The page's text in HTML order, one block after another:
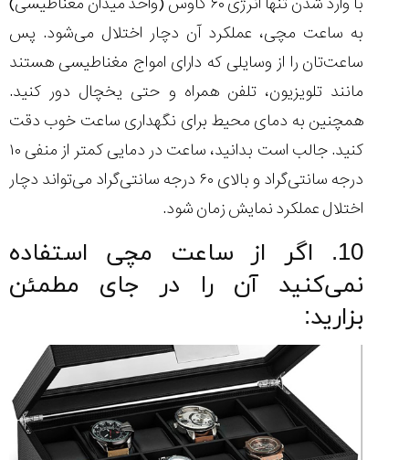
به ساعت مچی، عملکرد آن دچار اختلال می‌شود. پس
ساعت‌تان را از وسایلی که دارای امواج مغناطیسی هستند
مانند تلویزیون، تلفن همراه و حتی یخچال دور کنید.
همچنین به دمای محیط برای نگهداری ساعت خوب دقت
کنید. جالب است بدانید، ساعت در دمایی کمتر از منفی ۱۰
درجه سانتی‌گراد و بالای ۶۰ درجه سانتی‌گراد می‌تواند دچار
اختلال عملکرد نمایش زمان شود.
10. اگر از ساعت مچی استفاده
نمی‌کنید آن را در جای مطمئن
بزارید: